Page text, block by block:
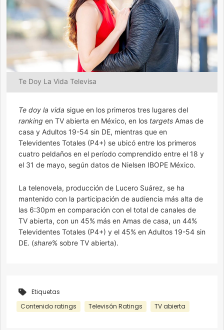
Te Doy La Vida Televisa
Te doy la vida sigue en los primeros tres lugares del
ranking en TV abierta en México, en los targets Amas de
casa y Adultos 19-54 sin DE, mientras que en
Televidentes Totales (P4+) se ubicó entre los primeros
cuatro peldaños en el período comprendido entre el 18 y
el 31 de mayo, según datos de Nielsen IBOPE México.
La telenovela, producción de Lucero Suárez, se ha
mantenido con la participación de audiencia más alta de
las 6:30pm en comparación con el total de canales de
TV abierta, con un 45% más en Amas de casa, un 44%
Televidentes Totales (P4+) y el 45% en Adultos 19-54 sin
DE. (share% sobre TV abierta).
Etiquetas
Contenido ratings
Televisón Ratings TV abierta